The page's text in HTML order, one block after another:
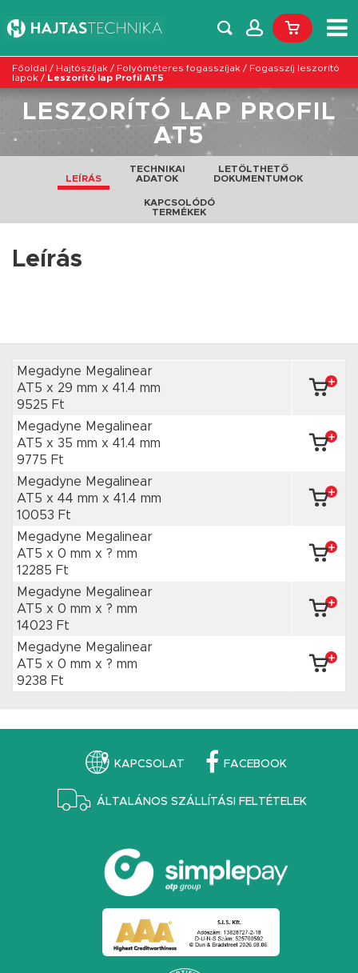
Főoldal / Hajtószíjak / Folyóméteres fogasszíjak / Fogasszíj leszorító
lapok / Leszorító lap Profil AT5
LESZORÍTÓ LAP PROFIL
AT5
LEÍRÁS
TECHNIKAI
ADATOK
LETÖLTHETŐ
DOKUMENTUMOK
KAPCSOLÓDÓ
TERMÉKEK
Leírás
Megadyne Megalinear
AT5 x 29 mm x 41.4 mm
9525 Ft
Megadyne Megalinear
AT5 x 35 mm x 41.4 mm
9775 Ft
Megadyne Megalinear
AT5 x 44 mm x 41.4 mm
10053 Ft
Megadyne Megalinear
AT5 x 0 mm x ? mm
12285 Ft
Megadyne Megalinear
AT5 x 0 mm x ? mm
14023 Ft
Megadyne Megalinear
AT5 x 0 mm x ? mm
9238 Ft
KAPCSOLAT FACEBOOK
ÁLTALÁNOS SZÁLLÍTÁSI FELTÉTELEK